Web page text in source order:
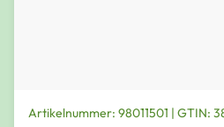
Artikelnummer: 98011501 | GTIN: